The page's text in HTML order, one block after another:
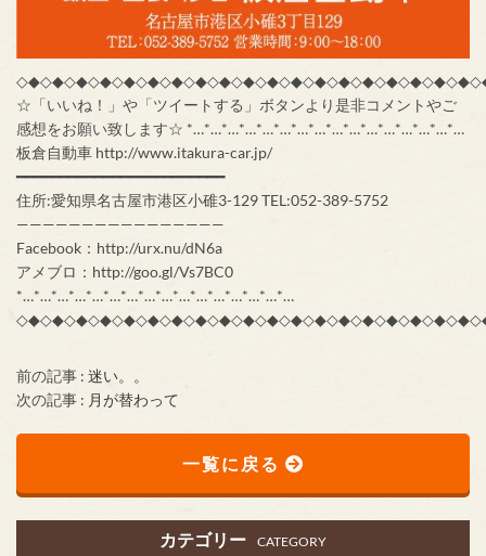
☆「いいね！」や「ツイートする」ボタンより是非コメントやご
感想をお願い致します☆ *…*…*…*…*…*…*…*…*…*…*…*…*…*…*…*…
板倉自動車 http://www.itakura-car.jp/
━━━━━━━━━━━━━━━━━━━━━━━━
住所:愛知県名古屋市港区小碓3-129 TEL:052-389-5752
————————————————
Facebook：http://urx.nu/dN6a
アメブロ：http://goo.gl/Vs7BC0
*…*…*…*…*…*…*…*…*…*…*…*…*…*…*…*…
前の記事 : 迷い。。
次の記事 : 月が替わって
一覧に戻る
カテゴリー CATEGORY